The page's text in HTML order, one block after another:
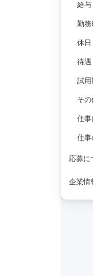
給与
勤務
休日
待遇
試用
その
仕事
仕事
応募に
企業情